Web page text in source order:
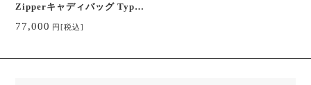
Zipperキャディバッグ Type4
77,000 円[税込]